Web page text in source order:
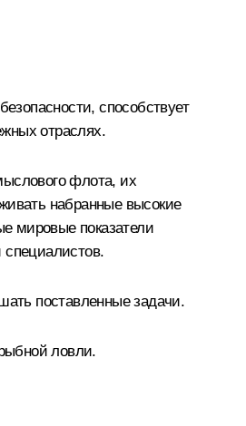
способствует
отраслях.
флота, их
набранные высокие
мировые показатели
специалистов.
поставленные задачи.
ловли.